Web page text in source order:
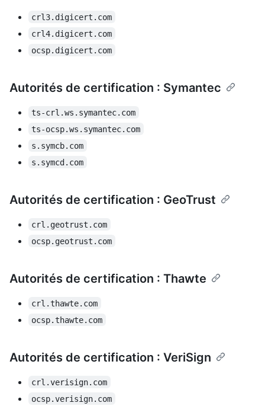
crl3.digicert.com
crl4.digicert.com
ocsp.digicert.com
Autorités de certification : Symantec
ts-crl.ws.symantec.com
ts-ocsp.ws.symantec.com
s.symcb.com
s.symcd.com
Autorités de certification : GeoTrust
crl.geotrust.com
ocsp.geotrust.com
Autorités de certification : Thawte
crl.thawte.com
ocsp.thawte.com
Autorités de certification : VeriSign
crl.verisign.com
ocsp.verisign.com